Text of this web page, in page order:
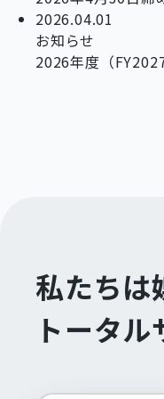
2026.04.01
お知らせ
2026年度（
私たちは
トータ